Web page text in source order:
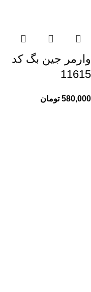
وارمر جین بگ کد
11615
580,000 تومان